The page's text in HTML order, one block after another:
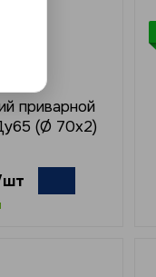
приварной
(Ø 70x2)
шт